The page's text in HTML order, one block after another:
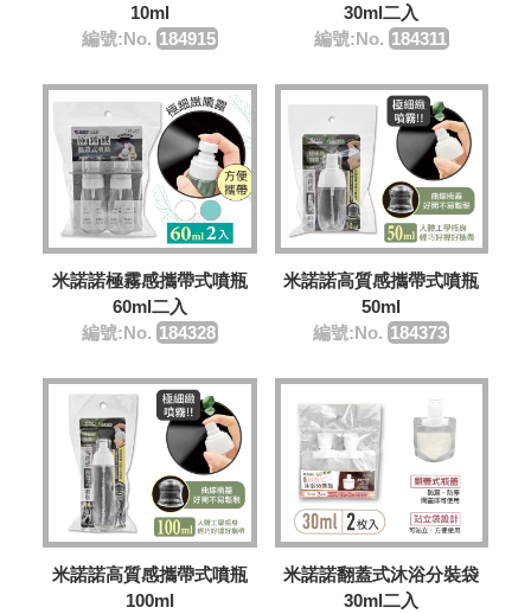
10ml
編號:No. 184915
30ml二入
編號:No. 184311
米諾諾極霧感攜帶式噴瓶
60ml二入
編號:No. 184328
米諾諾高質感攜帶式噴瓶
50ml
編號:No. 184373
米諾諾高質感攜帶式噴瓶
100ml
米諾諾翻蓋式沐浴分裝袋
30ml二入